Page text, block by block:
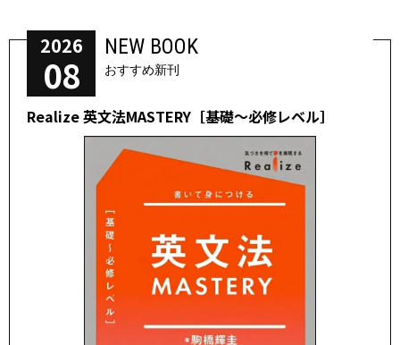
2026
08
NEW BOOK
おすすめ新刊
Realize 英文法MASTERY［基礎～必修レベル］